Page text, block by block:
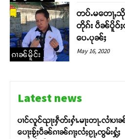
ၵၢၼ်မိူင်း
တပ်ႉမတေႃႇ
တိုၵ်း ပဵၼ်ပိူဝ်
ပေႉပုၼ်ႈ
May 16, 2020
Latest news
ပၢင်လူင်ၺႃးႁဵတ်းႁၢႆႉမႃးတႃႉလၢႆပၢ
ပေႃးၶႂ်ႈပဵၼ်ၵၢၼ်ၵႃႈလႆႈၵႂႃႇၸွမ်းႁွႆႈ